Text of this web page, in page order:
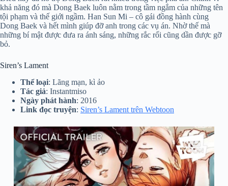
khả năng đó mà Dong Baek luôn nằm trong tầm ngắm của những tên
tội phạm và thế giới ngầm. Han Sun Mi – cô gái đồng hành cùng
Dong Baek và hết mình giúp đỡ anh trong các vụ án. Nhờ thế mà
những bí mật được đưa ra ánh sáng, những rắc rối cũng dần được gỡ
bỏ.
Siren’s Lament
Thể loại: Lãng mạn, kì ảo
Tác giả: Instantmiso
Ngày phát hành: 2016
Link đọc truyện: Siren’s Lament trên Webtoon